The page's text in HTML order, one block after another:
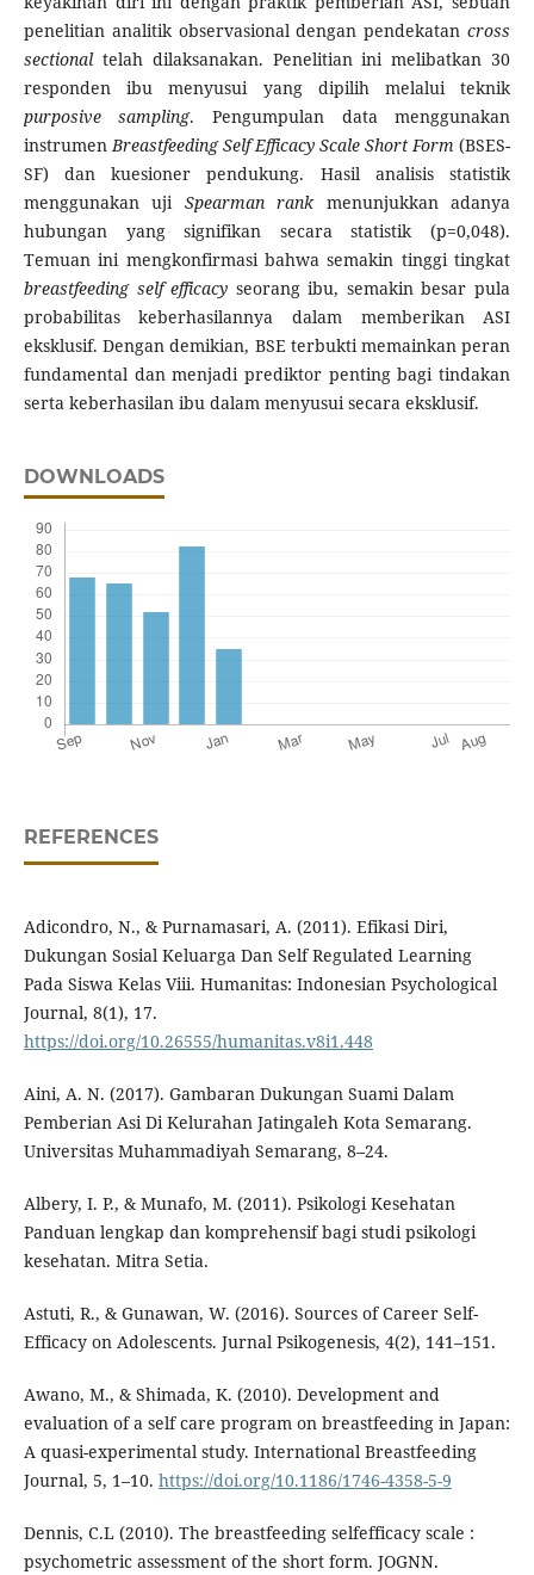
penelitian analitik observasional dengan pendekatancross
sectionaltelah dilaksanakan. Penelitian ini melibatkan 30
responden ibu menyusui yang dipilih melalui teknik
purposive sampling. Pengumpulan data menggunakan
instrumenBreastfeeding Self Efficacy Scale Short Form (BSES-
SF) dan kuesioner pendukung. Hasil analisis statistik
menggunakan uji Spearman rankmenunjukkan adanya
hubungan yang signifikan secara statistik (p=0,048).
Temuan ini mengkonfirmasi bahwa semakin tinggi tingkat
breastfeeding self efficacy seorang ibu, semakin besar pula
probabilitas keberhasilannya dalam memberikan ASI
eksklusif. Dengan demikian, BSE terbukti memainkan peran
fundamental dan menjadi prediktor penting bagi tindakan
serta keberhasilan ibu dalam menyusui secara eksklusif.
DOWNLOADS
REFERENCES
Adicondro, N., & Purnamasari, A. (2011). Efikasi Diri,
Dukungan Sosial Keluarga Dan Self Regulated Learning
Pada Siswa Kelas Viii. Humanitas: Indonesian Psychological
Journal, 8(1), 17.
https://doi.org/10.26555/humanitas.v8i1.448
Aini, A. N. (2017). Gambaran Dukungan Suami Dalam
Pemberian Asi Di Kelurahan Jatingaleh Kota Semarang.
Universitas Muhammadiyah Semarang, 8–24.
Albery, I. P., & Munafo, M. (2011). Psikologi Kesehatan
Panduan lengkap dan komprehensif bagi studi psikologi
kesehatan. Mitra Setia.
Astuti, R., & Gunawan, W. (2016). Sources of Career Self-
Efficacy on Adolescents. Jurnal Psikogenesis, 4(2), 141–151.
Awano, M., & Shimada, K. (2010). Development and
evaluation of a self care program on breastfeeding in Japan:
A quasi-experimental study. International Breastfeeding
Journal, 5, 1–10. https://doi.org/10.1186/1746-4358-5-9
Dennis, C.L (2010). The breastfeeding selfefficacy scale :
psychometric assessment of the short form. JOGNN.